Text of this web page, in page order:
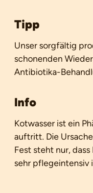
Tipp
Unser sorgfältig
schonenden
Antibiotika-
Info
Kotwasser ist ein
auftritt. Die
Fest steht nur,
sehr pflegeintensiv